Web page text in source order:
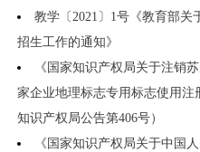
教学〔2021〕1号《教育部关
招生工作的通知》
《国家知识产权局关于注销
家企业地理标志专用标志使用注
知识产权局公告第406号）
《国家知识产权局关于中国